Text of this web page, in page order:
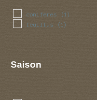
coniferes (1)
feuillus (1)
Saison